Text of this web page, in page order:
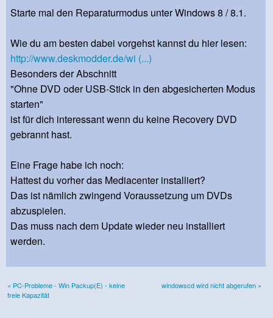
Starte mal den Reparaturmodus unter Windows 8 / 8.1.
Wie du am besten dabei vorgehst kannst du hier lesen:
http://www.deskmodder.de/wi (...)
Besonders der Abschnitt
"Ohne DVD oder USB-Stick in den abgesicherten Modus
starten"
ist für dich interessant wenn du keine Recovery DVD
gebrannt hast.
Eine Frage habe ich noch:
Hattest du vorher das Mediacenter installiert?
Das ist nämlich zwingend Voraussetzung um DVDs
abzuspielen.
Das muss nach dem Update wieder neu installiert
werden.
« PC-Probleme - Win Packup(E) - keine
freie Kapazität
windowscd wird nicht abgerufen »